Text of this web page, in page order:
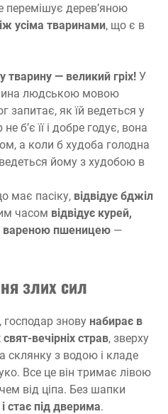
перемішує дерев’яною
усіма тваринами, що є в
тварину — великий гріх! У
людською мовою
запитає, як їй ведеться у
б’є її і добре годує, вона
а коли б худоба голодна
йому з худобою в
має пасіку, відвідує бджіл
часом відвідує курей,
вареною пшеницею —
злих сил
знову набирає в
вечірніх страв, зверху
склянку з водою і кладе
Все це він тримає лівою
від ціпа. Без шапки
стає під дверима.